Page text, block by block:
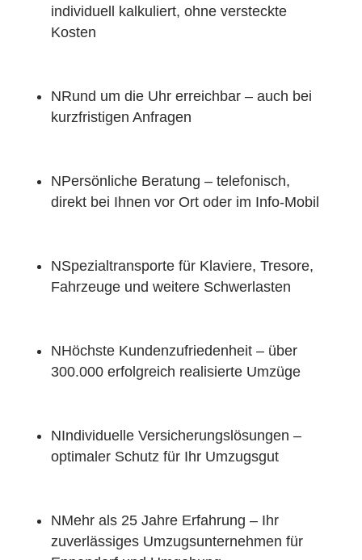
individuell kalkuliert, ohne versteckte
Kosten
NRund um die Uhr erreichbar – auch bei
kurzfristigen Anfragen
NPersönliche Beratung – telefonisch,
direkt bei Ihnen vor Ort oder im Info-Mobil
NSpezialtransporte für Klaviere, Tresore,
Fahrzeuge und weitere Schwerlasten
NHöchste Kundenzufriedenheit – über
300.000 erfolgreich realisierte Umzüge
NIndividuelle Versicherungslösungen –
optimaler Schutz für Ihr Umzugsgut
NMehr als 25 Jahre Erfahrung – Ihr
zuverlässiges Umzugsunternehmen für